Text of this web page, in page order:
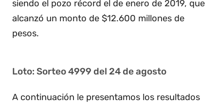
siendo el pozo récord el de enero de 2019, que
alcanzó un monto de $12.600 millones de
pesos.
Loto: Sorteo 4999 del 24 de agosto
A continuación le presentamos los resultados